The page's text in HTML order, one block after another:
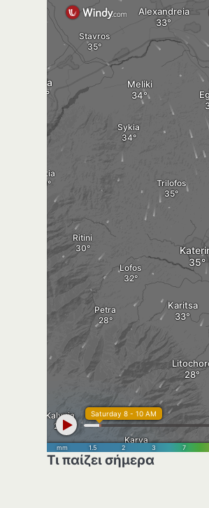
Τι παίζει σήμερα